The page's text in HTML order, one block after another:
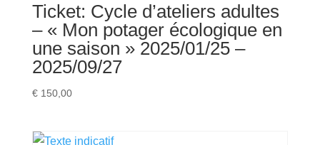
Ticket: Cycle d’ateliers adultes
– « Mon potager écologique en
une saison » 2025/01/25 –
2025/09/27
€150,00